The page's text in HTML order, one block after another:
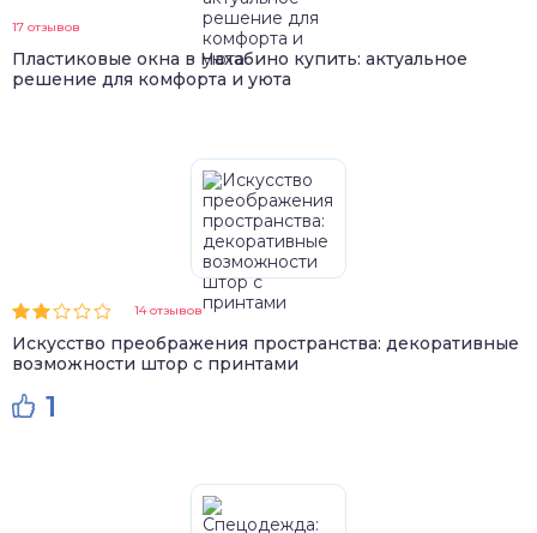
17 отзывов
Пластиковые окна в Нахабино купить: актуальное
решение для комфорта и уюта
14 отзывов
Искусство преображения пространства: декоративные
возможности штор с принтами
1